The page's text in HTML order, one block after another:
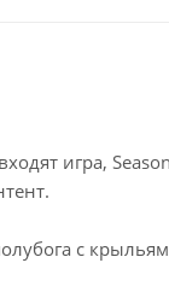
игра,
с